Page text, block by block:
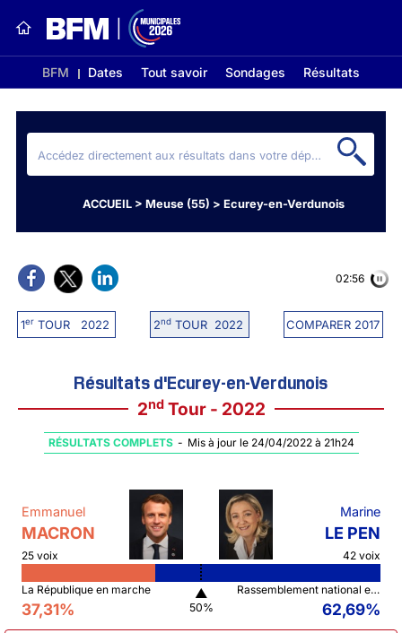
BFM Dates Tout savoir Sondages Résultats
ACCUEIL > Meuse (55) > Ecurey-en-Verdunois
1erTOUR 2022 2ndTOUR 2022 COMPARER 2017
02:56
Résultats d'Ecurey-en-Verdunois
2ndTour - 2022
RÉSULTATS COMPLETS - Mis à jour le 24/04/2022 à 21h24
Emmanuel
MACRON
25 voix
Marine
LE PEN
42 voix
La République en marche
37,31%
▲
50%
Rassemblement national et ses alliés
62,69%